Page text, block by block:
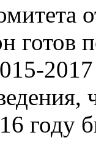
готов
году